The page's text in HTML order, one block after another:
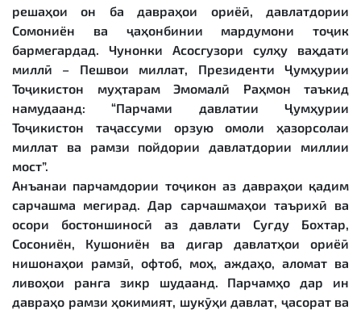
решаҳои он ба давраҳои ориёӣ, давлатдории
Сомониён ва ҷаҳонбинии мардумони тоҷик
бармегардад. Чунонки Асосгузори сулҳу ваҳдати
миллӣ – Пешвои миллат, Президенти Ҷумҳурии
Тоҷикистон муҳтарам Эмомалӣ Раҳмон таъкид
намудаанд: “Парчами давлатии Ҷумҳурии
Тоҷикистон таҷассуми орзую омоли ҳазорсолаи
миллат ва рамзи пойдории давлатдории миллии
мост”.
Анъанаи парчамдории тоҷикон аз давраҳои қадим
сарчашма мегирад. Дар сарчашмаҳои таърихӣ ва
осори бостоншиносӣ аз давлати Суғду Бохтар,
Сосониён, Кушониён ва дигар давлатҳои ориёӣ
нишонаҳои рамзӣ, офтоб, моҳ, аждаҳо, аломат ва
ливоҳои ранга зикр шудаанд. Парчамҳо дар ин
давраҳо рамзи ҳокимият, шукӯҳи давлат, ҷасорат ва